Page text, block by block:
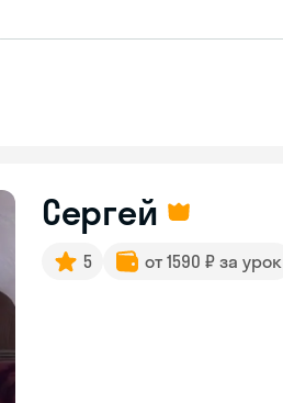
Сергей
5 от 1590 ₽ за урок